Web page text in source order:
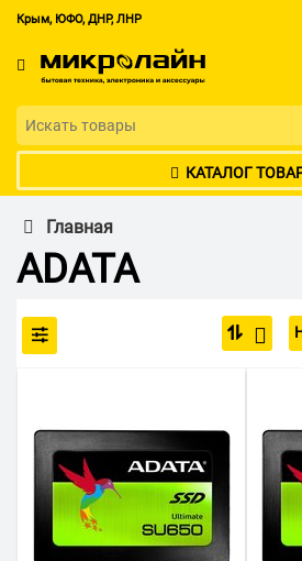
Крым, ЮФО, ДНР, ЛНР
КАТАЛОГ
Главная
ADATA